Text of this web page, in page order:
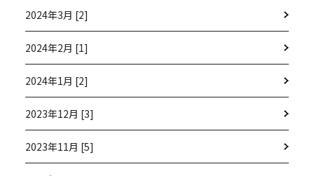
2024年3月 [2]
2024年2月 [1]
2024年1月 [2]
2023年12月 [3]
2023年11月 [5]